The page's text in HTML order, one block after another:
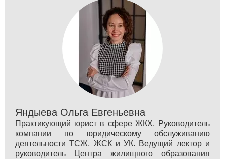
Яндыева Ольга Евгеньевна
Практикующий юрист в сфере ЖКХ. Руководитель
компании по юридическому обслуживанию
деятельности ТСЖ, ЖСК и УК. Ведущий лектор и
руководитель Центра жилищного образования